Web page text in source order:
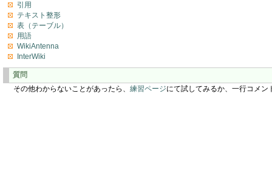
引用
テキスト整形
表（テーブル）
用語
WikiAntenna
InterWiki
質問
その他わからないことがあったら、 練習ページにて試してみるか、一行コメン